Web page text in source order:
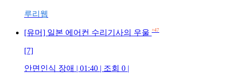
루리웹
[유머] 일본 에어컨 수리기사의 우울 +47
[7]
안면인식 장애 | 01:40 | 조회 0 |